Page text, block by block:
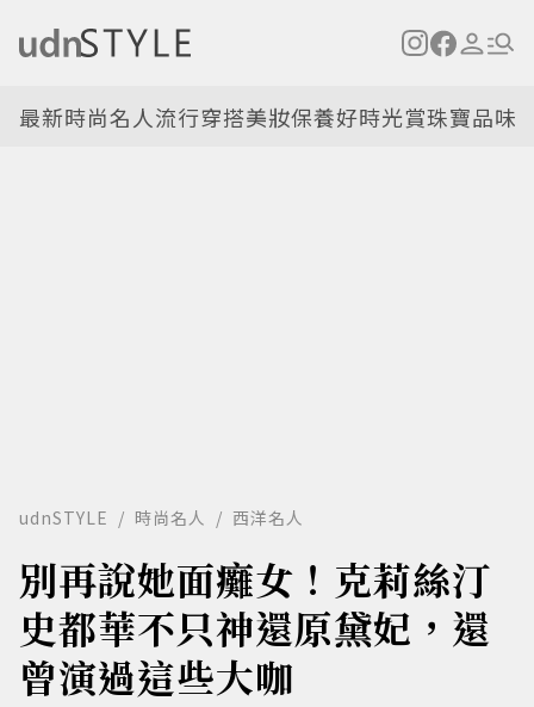
最新時尚名人流行穿搭美妝保養好時光賞珠寶品味
udnSTYLE 時尚名人 西洋名人
別再說她面癱女！克莉絲汀
史都華不只神還原黛妃，還
曾演過這些大咖